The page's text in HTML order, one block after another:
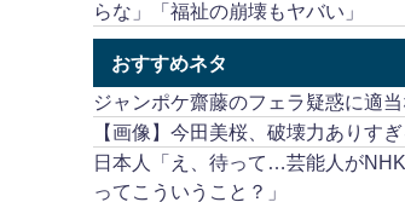
らな」「福祉の崩壊もヤバい」
おすすめネタ
ジャンポケ齋藤のフェラ疑惑に適
【画像】今田美桜、破壊力ありすぎ
日本人「え、待って…芸能人が
ってこういうこと？」